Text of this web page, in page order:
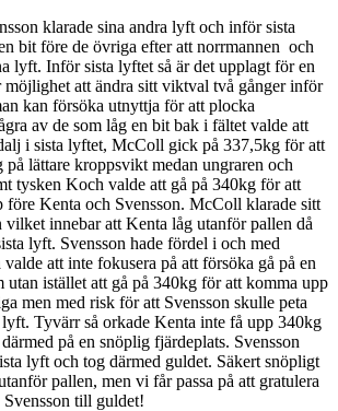
klarade sina andra lyft och inför sista
bit före de övriga efter att norrmannen och
lyft. Inför sista lyftet så är det upplagt för en
möjlighet att ändra sitt viktval två gånger inför
kan försöka utnyttja för att plocka
av de som låg en bit bak i fältet valde att
i sista lyftet, McColl gick på 337,5kg för att
lättare kroppsvikt medan ungraren och
tysken Koch valde att gå på 340kg för att
före Kenta och Svensson. McColl klarade sitt
innebar att Kenta låg utanför pallen då
lyft. Svensson hade fördel i och med
att inte fokusera på att försöka gå på en
istället att gå på 340kg för att komma upp
men med risk för att Svensson skulle peta
Tyvärr så orkade Kenta inte få upp 340kg
på en snöplig fjärdeplats. Svensson
lyft och tog därmed guldet. Säkert snöpligt
pallen, men vi får passa på att gratulera
till guldet!